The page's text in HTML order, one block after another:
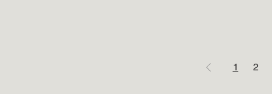
1 2